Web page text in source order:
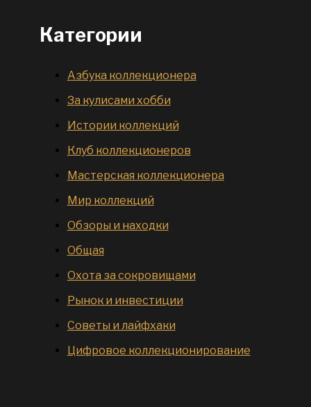
Категории
Азбука коллекционера
За кулисами хобби
Истории коллекций
Клуб коллекционеров
Мастерская коллекционера
Мир коллекций
Обзоры и находки
Общая
Охота за сокровищами
Рынок и инвестиции
Советы и лайфхаки
Цифровое коллекционирование